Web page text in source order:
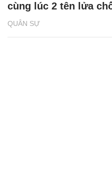
QUÂN SỰ
cùng lúc 2 tên lửa